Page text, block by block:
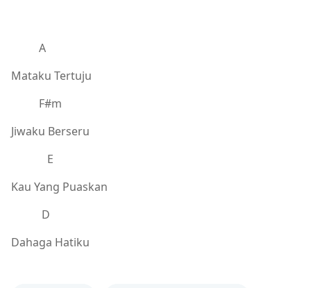
A
Mataku Tertuju
F#m
Jiwaku Berseru
E
Kau Yang Puaskan
D
Dahaga Hatiku